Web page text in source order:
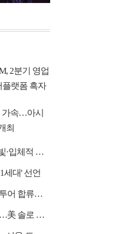
2분기 영업
랫폼 흑자
가속…아시
최
'가족관계증명서' 박세영, 절제된 눈빛·입체적 열연
세대' 선언
리베란테 진원, 조수미 데뷔 40주년 투어 합류…듀엣·아리아 가창
투바투 연준, 뉴욕 아침 빛낸 라이브…美 솔로 활동 포문